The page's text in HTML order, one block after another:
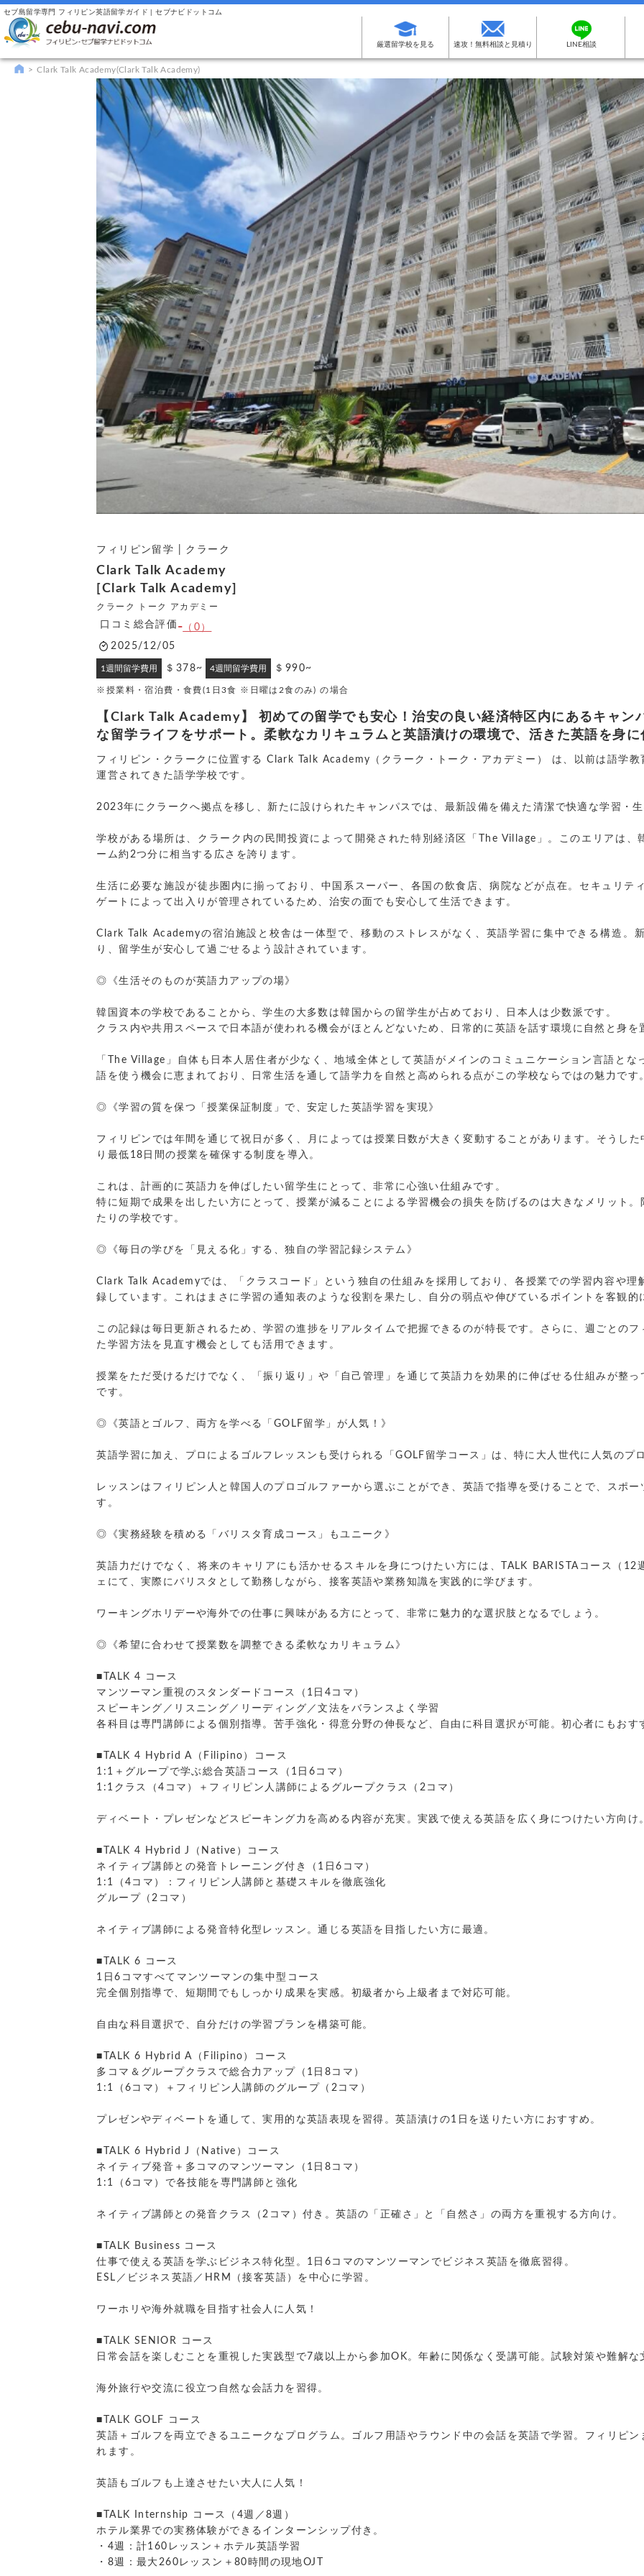
セブ島留学専門 フィリピン英語留学ガイド | セブナビドットコム
厳選留学校を見る 速攻！無料相談と見積り LINE相談
Clark Talk Academy(Clark Talk Academy)
フィリピン留学 | クラーク
Clark Talk Academy
[Clark Talk Academy]
クラーク トーク アカデミー
口コミ総合評価 - （0）
2025/12/05
1週間留学費用 ＄378~ 4週間留学費用 ＄990~
※授業料・宿泊費・食費(1日3食 ※日曜は2食のみ) の場合
【Clark Talk Academy】 初めての留学でも安心！治安の良い経済特区内にあるキャン
な留学ライフをサポート。柔軟なカリキュラムと英語漬けの環境で、活きた英語を身に
フィリピン・クラークに位置する Clark Talk Academy（クラーク・トーク・アカデミー） は、以前は語学教
運営されてきた語学学校です。
2023年にクラークへ拠点を移し、新たに設けられたキャンパスでは、最新設備を備えた清潔で快適な学習・
学校がある場所は、クラーク内の民間投資によって開発された特別経済区「The Village」。このエリアは、
ーム約2つ分に相当する広さを誇ります。
生活に必要な施設が徒歩圏内に揃っており、中国系スーパー、各国の飲食店、病院などが点在。セキュリテ
ゲートによって出入りが管理されているため、治安の面でも安心して生活できます。
Clark Talk Academyの宿泊施設と校舎は一体型で、移動のストレスがなく、英語学習に集中できる構造。
り、留学生が安心して過ごせるよう設計されています。
◎《生活そのものが英語力アップの場》
韓国資本の学校であることから、学生の大多数は韓国からの留学生が占めており、日本人は少数派です。
クラス内や共用スペースで日本語が使われる機会がほとんどないため、日常的に英語を話す環境に自然と身を
「The Village」自体も日本人居住者が少なく、地域全体として英語がメインのコミュニケーション言語と
語を使う機会に恵まれており、日常生活を通して語学力を自然と高められる点がこの学校ならではの魅力です
◎《学習の質を保つ「授業保証制度」で、安定した英語学習を実現》
フィリピンでは年間を通じて祝日が多く、月によっては授業日数が大きく変動することがあります。そうし
り最低18日間の授業を確保する制度を導入。
これは、計画的に英語力を伸ばしたい留学生にとって、非常に心強い仕組みです。
特に短期で成果を出したい方にとって、授業が減ることによる学習機会の損失を防げるのは大きなメリット
たりの学校です。
◎《毎日の学びを「見える化」する、独自の学習記録システム》
Clark Talk Academyでは、「クラスコード」という独自の仕組みを採用しており、各授業での学習内容や理
録しています。これはまさに学習の通知表のような役割を果たし、自分の弱点や伸びているポイントを客観的
この記録は毎日更新されるため、学習の進捗をリアルタイムで把握できるのが特長です。さらに、週ごとの
た学習方法を見直す機会としても活用できます。
授業をただ受けるだけでなく、「振り返り」や「自己管理」を通じて英語力を効果的に伸ばせる仕組みが整
です。
◎《英語とゴルフ、両方を学べる「GOLF留学」が人気！》
英語学習に加え、プロによるゴルフレッスンも受けられる「GOLF留学コース」は、特に大人世代に人気のプ
レッスンはフィリピン人と韓国人のプロゴルファーから選ぶことができ、英語で指導を受けることで、スポ
す。
◎《実務経験を積める「バリスタ育成コース」もユニーク》
英語力だけでなく、将来のキャリアにも活かせるスキルを身につけたい方には、TALK BARISTAコース（12
ェにて、実際にバリスタとして勤務しながら、接客英語や業務知識を実践的に学びます。
ワーキングホリデーや海外での仕事に興味がある方にとって、非常に魅力的な選択肢となるでしょう。
◎《希望に合わせて授業数を調整できる柔軟なカリキュラム》
■TALK 4 コース
マンツーマン重視のスタンダードコース（1日4コマ）
スピーキング／リスニング／リーディング／文法をバランスよく学習
各科目は専門講師による個別指導。苦手強化・得意分野の伸長など、自由に科目選択が可能。初心者にもおす
■TALK 4 Hybrid A（Filipino）コース
1:1＋グループで学ぶ総合英語コース（1日6コマ）
1:1クラス（4コマ）＋フィリピン人講師によるグループクラス（2コマ）
ディベート・プレゼンなどスピーキング力を高める内容が充実。実践で使える英語を広く身につけたい方向け
■TALK 4 Hybrid J（Native）コース
ネイティブ講師との発音トレーニング付き（1日6コマ）
1:1（4コマ）：フィリピン人講師と基礎スキルを徹底強化
グループ（2コマ）
ネイティブ講師による発音特化型レッスン。通じる英語を目指したい方に最適。
■TALK 6 コース
1日6コマすべてマンツーマンの集中型コース
完全個別指導で、短期間でもしっかり成果を実感。初級者から上級者まで対応可能。
自由な科目選択で、自分だけの学習プランを構築可能。
■TALK 6 Hybrid A（Filipino）コース
多コマ＆グループクラスで総合力アップ（1日8コマ）
1:1（6コマ）＋フィリピン人講師のグループ（2コマ）
プレゼンやディベートを通して、実用的な英語表現を習得。英語漬けの1日を送りたい方におすすめ。
■TALK 6 Hybrid J（Native）コース
ネイティブ発音＋多コマのマンツーマン（1日8コマ）
1:1（6コマ）で各技能を専門講師と強化
ネイティブ講師との発音クラス（2コマ）付き。英語の「正確さ」と「自然さ」の両方を重視する方向け。
■TALK Business コース
仕事で使える英語を学ぶビジネス特化型。1日6コマのマンツーマンでビジネス英語を徹底習得。
ESL／ビジネス英語／HRM（接客英語）を中心に学習。
ワーホリや海外就職を目指す社会人に人気！
■TALK SENIOR コース
日常会話を楽しむことを重視した実践型で7歳以上から参加OK。年齢に関係なく受講可能。試験対策や難解な
海外旅行や交流に役立つ自然な会話力を習得。
■TALK GOLF コース
英語＋ゴルフを両立できるユニークなプログラム。ゴルフ用語やラウンド中の会話を英語で学習。フィリピ
れます。
英語もゴルフも上達させたい大人に人気！
■TALK Internship コース（4週／8週）
ホテル業界での実務体験ができるインターンシップ付き。
・4週：計160レッスン＋ホテル英語学習
・8週：最大260レッスン＋80時間の現地OJT